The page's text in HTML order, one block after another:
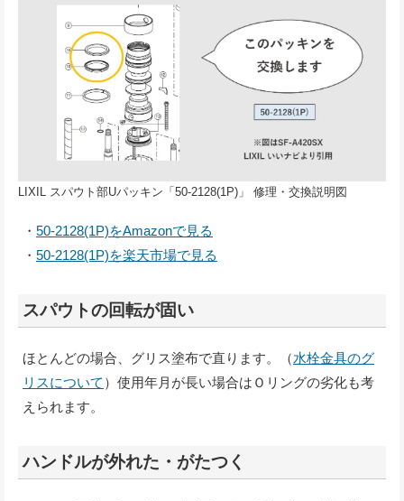
LIXIL スパウト部Uパッキン「50-2128(1P)」 修理・交換説明図
・ 50-2128(1P)をAmazonで見る
・ 50-2128(1P)を楽天市場で見る
スパウトの回転が固い
ほとんどの場合、グリス塗布で直ります。（水栓金具のグ
リスについて ）使用年月が長い場合はＯリングの劣化も考
えられます。
ハンドルが外れた・がたつく